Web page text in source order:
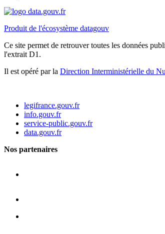
Produit de l'écosystème datagouv
Ce site permet de retrouver toutes les données
l'extrait D1.
Il est opéré par la Direction Interministérielle du
legifrance.gouv.fr
info.gouv.fr
service-public.gouv.fr
data.gouv.fr
Nos partenaires